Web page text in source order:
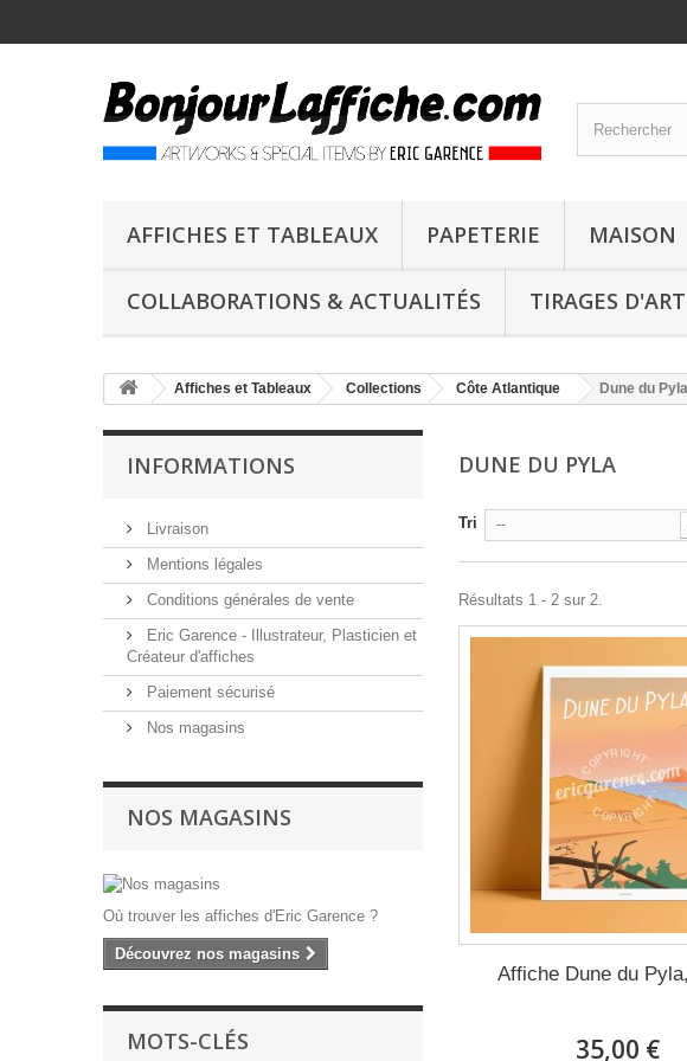
AFFICHES ET TABLEAUX PAPETERIE MAISON
COLLABORATIONS & ACTUALITÉS TIRAGES
Affiches et Tableaux Collections Côte Atlantique Dune du Pyla
INFORMATIONS
Livraison
Mentions légales
Conditions générales de vente
Eric Garence - Illustrateur, Plasticien et
Créateur d'affiches
Paiement sécurisé
Nos magasins
NOS MAGASINS
Où trouver les affiches d'Eric Garence ?
Découvrez nos magasins
MOTS-CLÉS
DUNE DU PYLA
Tri --
Résultats 1 - 2 sur 2.
Affiche Dune du
35,00 €